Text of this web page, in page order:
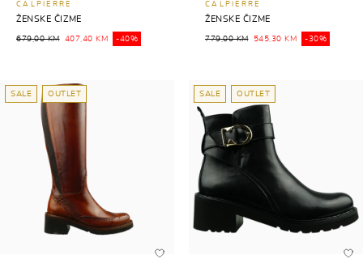
CALPIERRE
ŽENSKE ČIZME
679,00 KM 407,40 KM -40%
CALPIERRE
ŽENSKE ČIZME
779,00 KM 545,30 KM -30%
SALE OUTLET SALE OUTLET